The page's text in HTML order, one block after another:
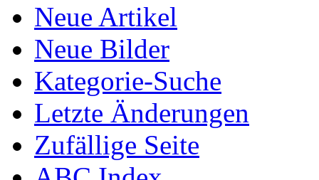
Neue Artikel
Neue Bilder
Kategorie-Suche
Letzte Änderungen
Zufällige Seite